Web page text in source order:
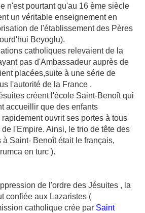
n'est pourtant qu'au 16 ème siècle
un véritable enseignement en
de l'établissement des Pères
Beyoglu).
catholiques relevaient de la
pas d'Ambassadeur auprès de
placées,suite à une série de
l'autorité de la France .
créent l'école Saint-Benoît qui
accueillir que des enfants
ouvrit ses portes à tous
de l'Empire. Ainsi, le trio de tête des
Saint- Benoît était le français,
en turc ).
de l'ordre des Jésuites , la
confiée aux Lazaristes (
catholique crée par Saint